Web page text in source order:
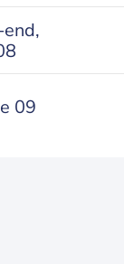
09